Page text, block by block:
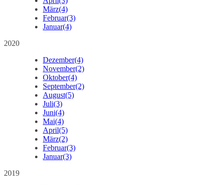
März(4)
Februar(3)
Januar(4)
2020
Dezember(4)
November(2)
Oktober(4)
September(2)
August(5)
Juli(3)
Juni(4)
Mai(4)
April(5)
März(2)
Februar(3)
Januar(3)
2019